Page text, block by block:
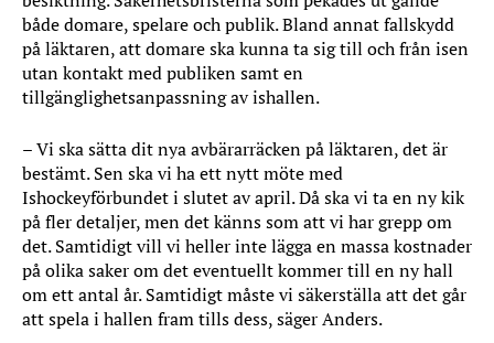
både domare, spelare och publik. Bland annat fallskydd
på läktaren, att domare ska kunna ta sig till och från isen
utan kontakt med publiken samt en
tillgänglighetsanpassning av ishallen.
– Vi ska sätta dit nya avbärarräcken på läktaren, det är
bestämt. Sen ska vi ha ett nytt möte med
Ishockeyförbundet i slutet av april. Då ska vi ta en ny kik
på fler detaljer, men det känns som att vi har grepp om
det. Samtidigt vill vi heller inte lägga en massa kostnader
på olika saker om det eventuellt kommer till en ny hall
om ett antal år. Samtidigt måste vi säkerställa att det går
att spela i hallen fram tills dess, säger Anders.